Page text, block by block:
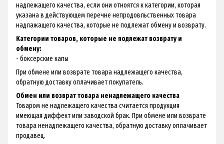
надлежащего качества, если они отноятся к категории, которая
указана в действующем перечне непродовльственных товара
надлажащего качества, которые не подлежат обмену и возврату.
Категории товаров, которые не подлежат возврату и
обмену:
- боксерские капы
При обмене или возврате товара надлежащего качества,
обратную доставку оплачивает покупатель.
Обмен или возврат товара ненадлежащего качества
Товаром не надлежащего качества считается продукция
имеющая диффект или заводской брак. При обмене или возврате
товара ненадлежащего качества, обратную доставку оплачивает
продавец.